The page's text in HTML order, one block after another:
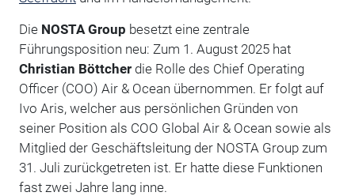
Die NOSTA Group besetzt eine zentrale
Führungsposition neu: Zum 1. August 2025 hat
Christian Böttcherdie Rolle des Chief Operating
Officer (COO) Air & Ocean übernommen. Er folgt auf
Ivo Aris, welcher aus persönlichen Gründen von
seiner Position als COO Global Air & Ocean sowie als
Mitglied der Geschäftsleitung der NOSTA Group zum
31. Juli zurückgetreten ist. Er hatte diese Funktionen
fast zwei Jahre lang inne.